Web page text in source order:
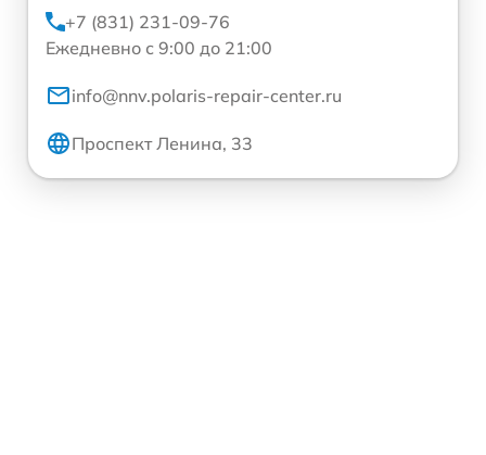
+7 (831) 231-09-76
Ежедневно с 9:00 до 21:00
info@nnv.polaris-repair-center.ru
Проспект Ленина, 33